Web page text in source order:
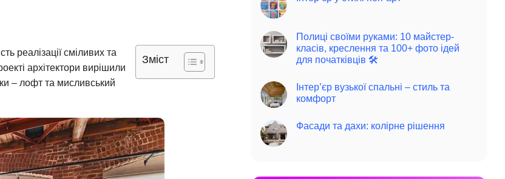
Зміст
реалізації сміливих та
архітектори вирішили
– лофт та мисливський
Полиці своїми руками: 10 майстер-
класів, креслення та 100+ фото ідей
для початківців 🛠️
Інтер’єр вузької спальні – стиль та
комфорт
Фасади та дахи: колірне рішення